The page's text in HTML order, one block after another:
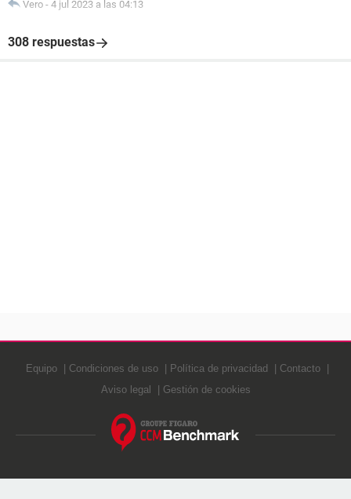
Vero - 4 jul 2023 a las 04:13
308 respuestas
Equipo Condiciones de uso Política de privacidad
Contacto
Aviso legal
Gestión de cookies